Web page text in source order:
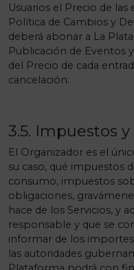
Usuarios el Precio de las
Política de Cambios y
deberá abonar a La
Publicación de Eventos
del Precio de cada
cancelación.
3.5. Impuestos
El Organizador es el
su caso, qué impuestos
consumo, impuestos
obligaciones,
hace de los Servicios, y
responsable y que se
informar de los
las autoridades